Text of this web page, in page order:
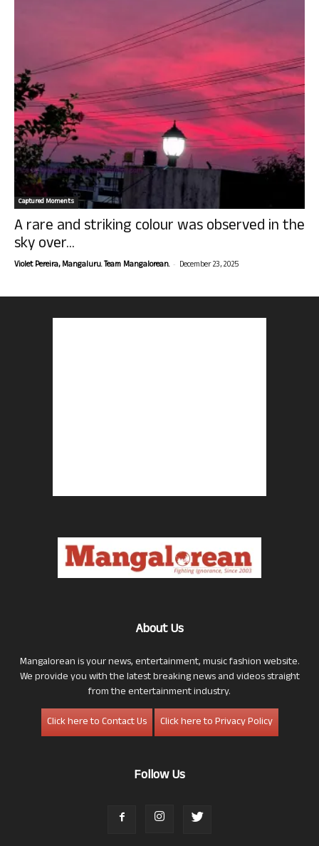
Captured Moments
A rare and striking colour was observed in the
sky over...
Violet Pereira, Mangaluru. Team Mangalorean. - December 23, 2025
About Us
Mangalorean is your news, entertainment, music fashion website.
We provide you with the latest breaking news and videos straight
from the entertainment industry.
Click here to Contact Us
Click here to Privacy Policy
Follow Us